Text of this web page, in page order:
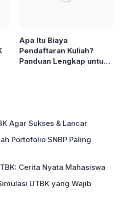
Apa Itu Biaya
Pendaftaran Kuliah?
Panduan Lengkap untuk
Agar Sukses & Lancar
Portofolio SNBP Paling
Cerita Nyata Mahasiswa
UTBK yang Wajib